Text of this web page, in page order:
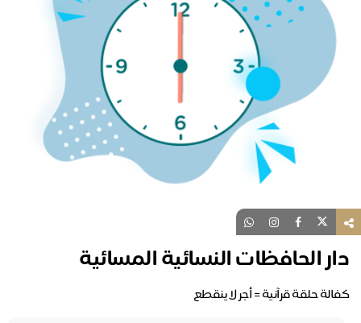
دار الحافظات النسائية المسائية
كفالة حلقة قرآنية = أجر لا ينقطع